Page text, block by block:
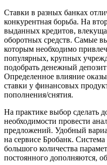
Ставки в разных банках
конкурентная борьба. На
выданных кредитов,
оборотных средств. Самые
которым необходимо
популярных, крупных
подобрать денежный
Определенное влияние
ставки у финансовых
пополнения/снятия.
На практике выбор сделать
необходимости провести
предложений. Удобный
на сервисе Бробанк.
большого количества
постоянного дополняются,